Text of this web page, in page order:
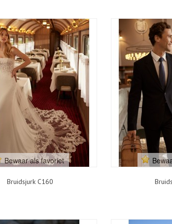
Bruidsjurk C160
Bewaar als favoriet